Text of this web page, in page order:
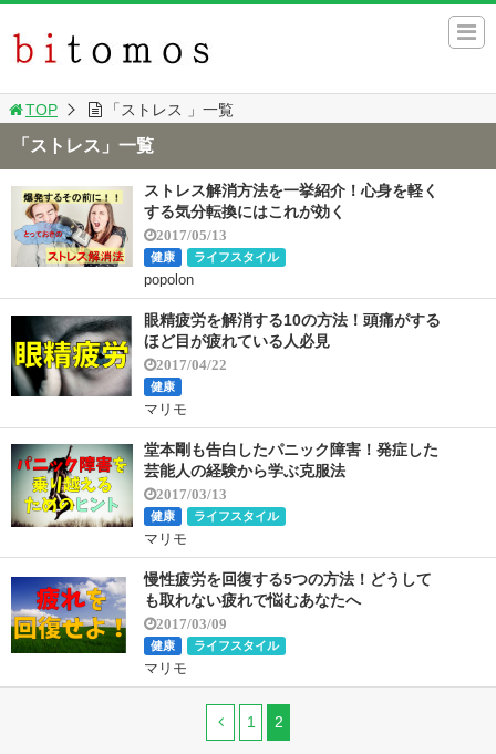
TOP 「ストレス 」一覧
「ストレス」一覧
ストレス解消方法を一挙紹介！心身を軽く
する気分転換にはこれが効く
2017/05/13
健康 ライフスタイル
popolon
眼精疲労を解消する10の方法！頭痛がする
ほど目が疲れている人必見
2017/04/22
健康
マリモ
堂本剛も告白したパニック障害！発症した
芸能人の経験から学ぶ克服法
2017/03/13
健康 ライフスタイル
マリモ
慢性疲労を回復する5つの方法！どうして
も取れない疲れで悩むあなたへ
2017/03/09
健康 ライフスタイル
マリモ
1 2